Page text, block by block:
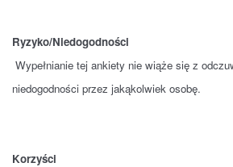
Ryzyko/Niedogodności
Wypełnianie tej ankiety nie wiąże się z
niedogodności przez jakąkolwiek osobę.
Korzyści